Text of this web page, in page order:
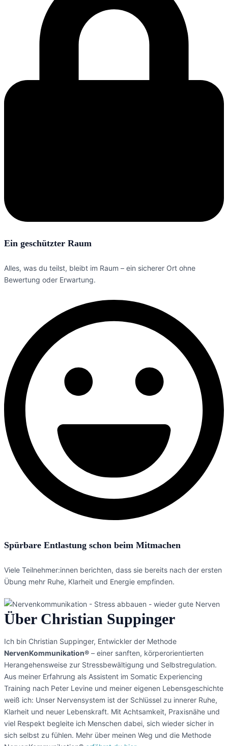
Ein geschützter Raum
Alles, was du teilst, bleibt im Raum – ein sicherer Ort ohne
Bewertung oder Erwartung.
Spürbare Entlastung schon beim Mitmachen
Viele Teilnehmer:innen berichten, dass sie bereits nach der ersten
Übung mehr Ruhe, Klarheit und Energie empfinden.
Über Christian Suppinger
Ich bin Christian Suppinger, Entwickler der Methode
NervenKommunikation® – einer sanften, körperorientierten
Herangehensweise zur Stressbewältigung und Selbstregulation.
Aus meiner Erfahrung als Assistent im Somatic Experiencing
Training nach Peter Levine und meiner eigenen Lebensgeschichte
weiß ich: Unser Nervensystem ist der Schlüssel zu innerer Ruhe,
Klarheit und neuer Lebenskraft. Mit Achtsamkeit, Praxisnähe und
viel Respekt begleite ich Menschen dabei, sich wieder sicher in
sich selbst zu fühlen. Mehr über meinen Weg und die Methode